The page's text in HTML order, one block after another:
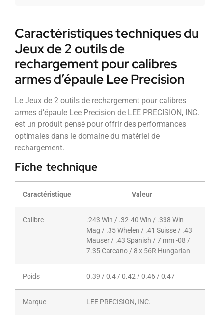
Caractéristiques techniques du
Jeux de 2 outils de
rechargement pour calibres
armes d’épaule Lee Precision
Le Jeux de 2 outils de rechargement pour calibres
armes d’épaule Lee Precision de LEE PRECISION, INC.
est un produit pensé pour offrir des performances
optimales dans le domaine du matériel de
rechargement.
Fiche technique
Caractéristique Valeur
Calibre
.243 Win / .32-40 Win / .338 Win
Mag / .35 Whelen / .41 Suisse / .43
Mauser / .43 Spanish / 7 mm -08 /
7.35 Carcano / 8 x 56R Hungarian
Poids 0.39 / 0.4 / 0.42 / 0.46 / 0.47
Marque LEE PRECISION, INC.